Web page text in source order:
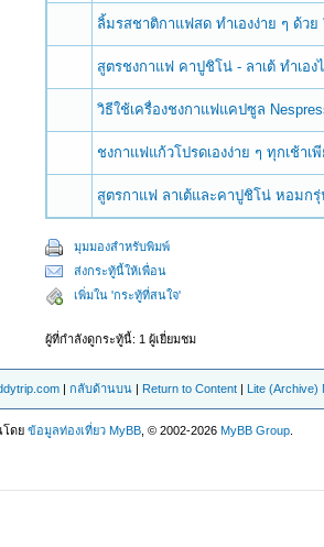
ลิ้มรสชาติกาแฟสด ทำเองง่าย ๆ ด้ว
สูตรชงกาแฟ คาปูชิโน่ - ลาเต้ ทำเอ
วิธีใช้เครื่องชงกาแฟแคปซูล
ชงกาแฟแก้วโปรดเองง่าย ๆ ทุกเช้าเ
สูตรกาแฟ ลาเต้และคาปูชิโน่ หอมก
มุมมองสำหรับพิมพ์
ส่งกระทู้นี้ให้เพื่อน
เพิ่มใน 'กระทู้ที่สนใจ'
ผู้ที่กำลังดูกระทู้นี้: 1 ผู้เยี่ยมชม
|กลับด้านบน | Return to Content | Lite (Archive)
โดยข้อมูลท่องเที่ยว MyBB , © 2002-2026MyBB Group